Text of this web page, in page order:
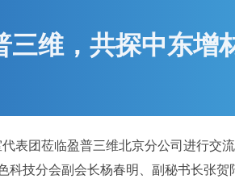
维，共探中东增
表团莅临盈普三维北京分公司进行交
科技分会副会长杨春明、副秘书长张贺